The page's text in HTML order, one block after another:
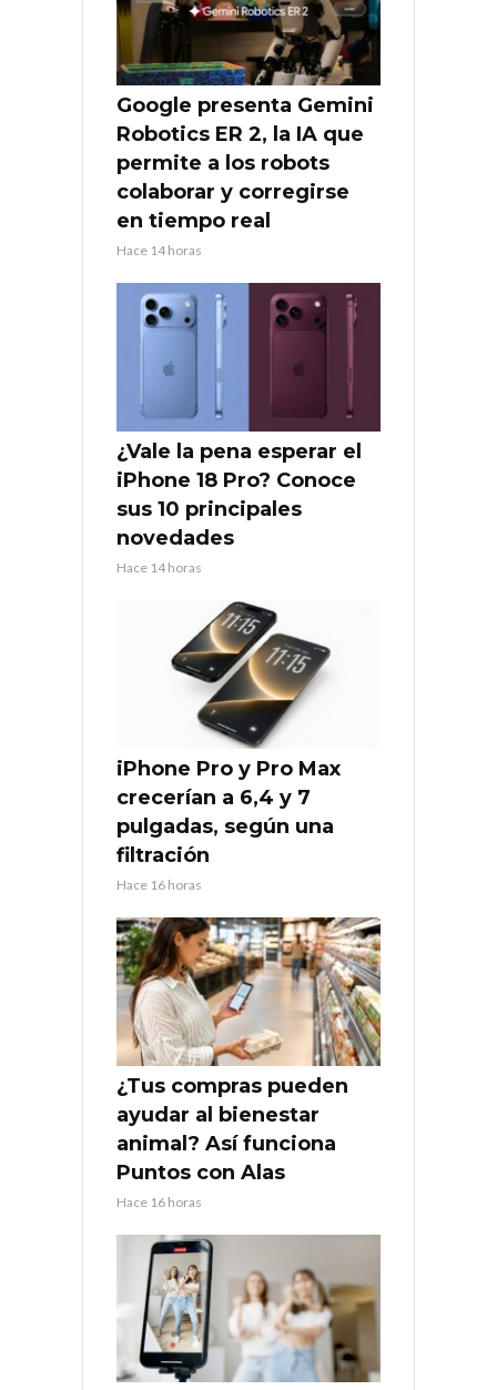
Google presenta Gemini
Robotics ER 2, la IA que
permite a los robots
colaborar y corregirse
en tiempo real
Hace 14 horas
¿Vale la pena esperar el
iPhone 18 Pro? Conoce
sus 10 principales
novedades
Hace 14 horas
iPhone Pro y Pro Max
crecerían a 6,4 y 7
pulgadas, según una
filtración
Hace 16 horas
¿Tus compras pueden
ayudar al bienestar
animal? Así funciona
Puntos con Alas
Hace 16 horas